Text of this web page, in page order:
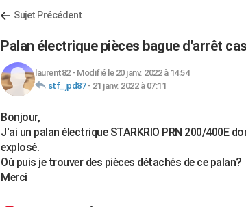
Sujet Précédent
Palan électrique pièces bague d'arrêt
laurent82- Modifié le 20 janv. 2022 à 14:54
stf_jpd87- 21 janv. 2022 à 07:11
Bonjour,
J'ai un palan électrique STARKRIO PRN 200/400E
explosé.
Où puis je trouver des pièces détachés de ce palan?
Merci